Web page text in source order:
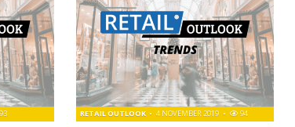
93 RETAIL OUTLOOK 4 NOVEMBER 2019 94